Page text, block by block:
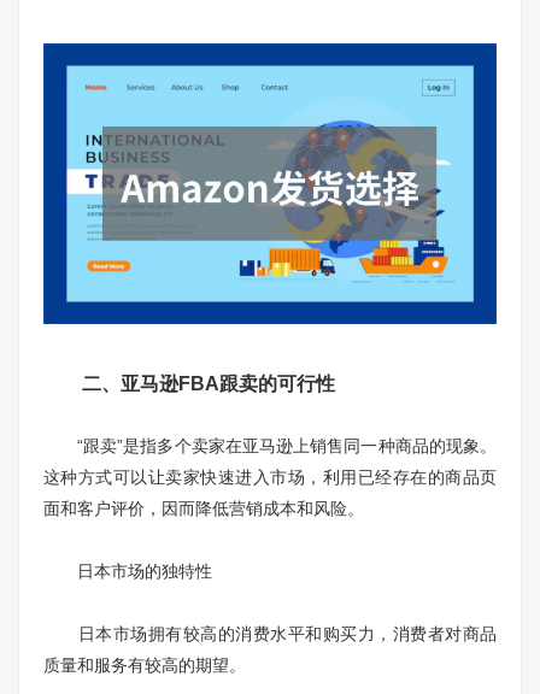
二、亚马逊FBA跟卖的可行性
“跟卖”是指多个卖家在亚马逊上销售同一种商品的现象。
这种方式可以让卖家快速进入市场，利用已经存在的商品页
面和客户评价，因而降低营销成本和风险。
日本市场的独特性
日本市场拥有较高的消费水平和购买力，消费者对商品
质量和服务有较高的期望。